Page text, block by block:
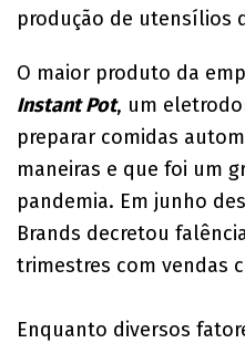
produção de utensílios
O maior produto da
Instant Pot, um
preparar comidas
maneiras e que foi um
pandemia. Em junho
Brands decretou
trimestres com vendas
Enquanto diversos